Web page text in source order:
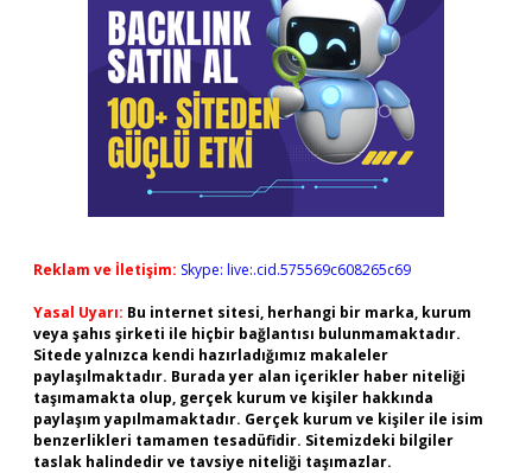
Reklam ve İletişim: Skype: live:.cid.575569c608265c69
Yasal Uyarı: Bu internet sitesi, herhangi bir marka, kurum
veya şahıs şirketi ile hiçbir bağlantısı bulunmamaktadır.
Sitede yalnızca kendi hazırladığımız makaleler
paylaşılmaktadır. Burada yer alan içerikler haber niteliği
taşımamakta olup, gerçek kurum ve kişiler hakkında
paylaşım yapılmamaktadır. Gerçek kurum ve kişiler ile isim
benzerlikleri tamamen tesadüfidir. Sitemizdeki bilgiler
taslak halindedir ve tavsiye niteliği taşımazlar.